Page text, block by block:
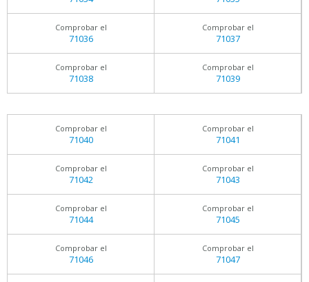
Comprobar el
71036
Comprobar el
71037
Comprobar el
71038
Comprobar el
71039
Comprobar el
71040
Comprobar el
71041
Comprobar el
71042
Comprobar el
71043
Comprobar el
71044
Comprobar el
71045
Comprobar el
71046
Comprobar el
71047